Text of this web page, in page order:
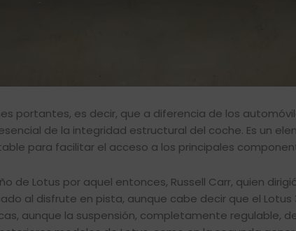
portantes, es decir, que a diferencia de los
de la integridad estructural del coche. Es un
para facilitar el acceso a los principales
de Lotus por aquel entonces, Russell Carr, quien
al disfrute en pista, aunque cabe decir que el Lotus
aunque la suspensión, completamente regulable,